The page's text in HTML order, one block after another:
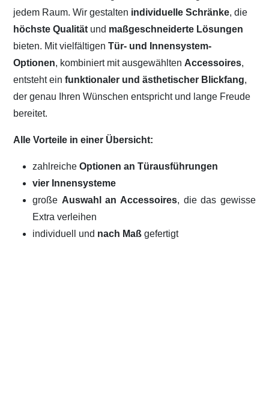
jedem Raum. Wir gestalten individuelle Schränke, die
höchste Qualität und maßgeschneiderte Lösungen
bieten. Mit vielfältigenTür- und Innensystem-
Optionen, kombiniert mit ausgewählten Accessoires,
entsteht einfunktionaler und ästhetischer Blickfang,
der genau Ihren Wünschen entspricht und lange Freude
bereitet.
Alle Vorteile in einer Übersicht:
zahlreicheOptionen an Türausführungen
vier Innensysteme
große Auswahl an Accessoires, die das gewisse
Extra verleihen
individuell und nach Maßgefertigt